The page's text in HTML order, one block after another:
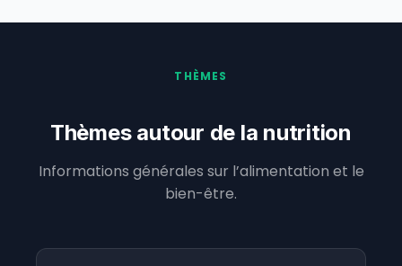
THÈMES
Thèmes autour de la nutrition
Informations générales sur l’alimentation et le
bien-être.